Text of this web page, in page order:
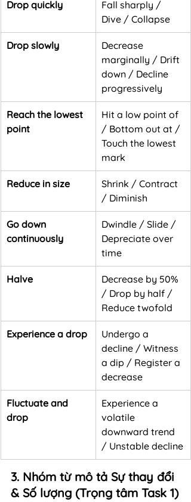
Drop quickly
Fall sharply /
Dive / Collapse
Drop slowly
Decrease
marginally / Drift
down / Decline
progressively
Reach the lowest
point
Hit a low point of
/ Bottom out at /
Touch the lowest
mark
Reduce in size
Shrink / Contract
/ Diminish
Go down
continuously
Dwindle / Slide /
Depreciate over
time
Halve
Decrease by 50%
/ Drop by half /
Reduce twofold
Experience a drop
Undergo a
decline / Witness
a dip / Register a
decrease
Fluctuate and
drop
Experience a
volatile
downward trend
/ Unstable decline
3. Nhóm từ mô tả Sự thay đổi
& Số lượng (Trọng tâm Task 1)